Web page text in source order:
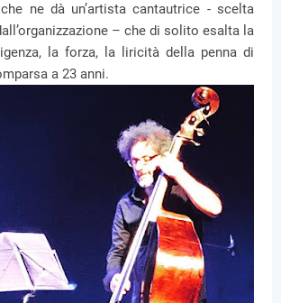
ne dà un’artista cantautrice - scelta
– che di solito esalta la
la forza, la liricità della penna di
a 23 anni.